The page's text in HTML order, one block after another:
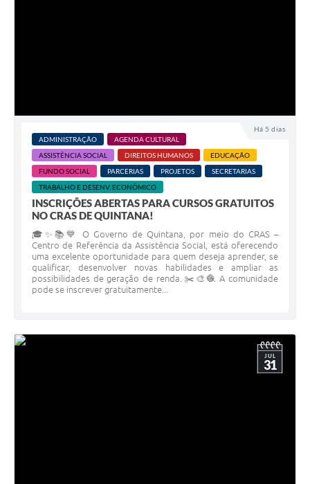
Há 5 dias
ADMINISTRAÇÃO
AGENDA CULTURAL
ASSISTÊNCIA SOCIAL
DIREITOS HUMANOS
EDUCAÇÃO
FUNDO SOCIAL
PARCERIAS PROJETOS
SECRETARIAS
TRABALHO E DESENV. ECONÔMICO
INSCRIÇÕES ABERTAS PARA CURSOS GRATUITOS
NO CRAS DE QUINTANA!
🎓✨📚💙 O Governo de Quintana, por meio do CRAS –
Centro de Referência da Assistência Social, está oferecendo
uma excelente oportunidade para quem deseja aprender, se
qualificar, desenvolver novas habilidades e ampliar as
possibilidades de geração de renda. ✂️🎨🧶 A comunidade
pode se inscrever gratuitamente...
JUL
31